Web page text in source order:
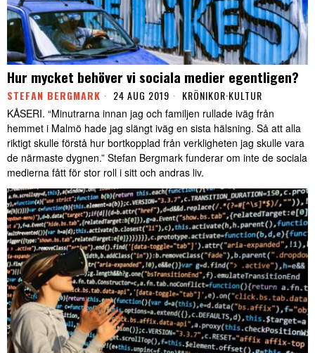
Hur mycket behöver vi sociala medier egentligen?
STEFAN BERGMARK 24 AUG 2019 KRÖNIKOR·KULTUR
KÅSERI. “Minutrarna innan jag och familjen rullade iväg från
hemmet i Malmö hade jag slängt iväg en sista hälsning. Så att alla
riktigt skulle förstå hur bortkopplad från verkligheten jag skulle vara
de närmaste dygnen.” Stefan Bergmark funderar om inte de sociala
medierna fått för stor roll i sitt och andras liv.